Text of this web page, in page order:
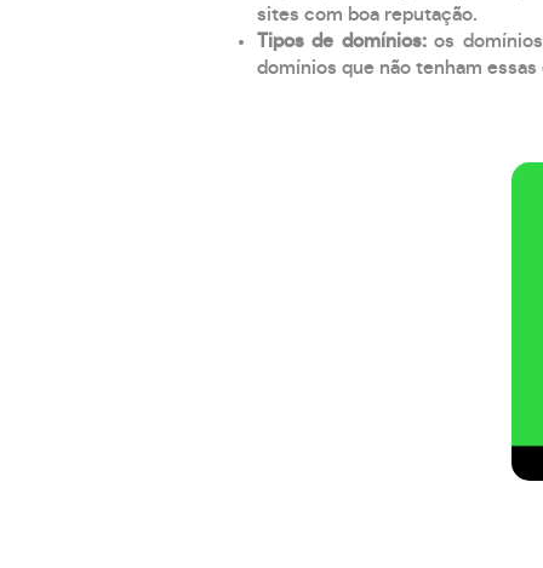
sites com boa reputação.
Tipos de domínios:os
domínios que não tenham